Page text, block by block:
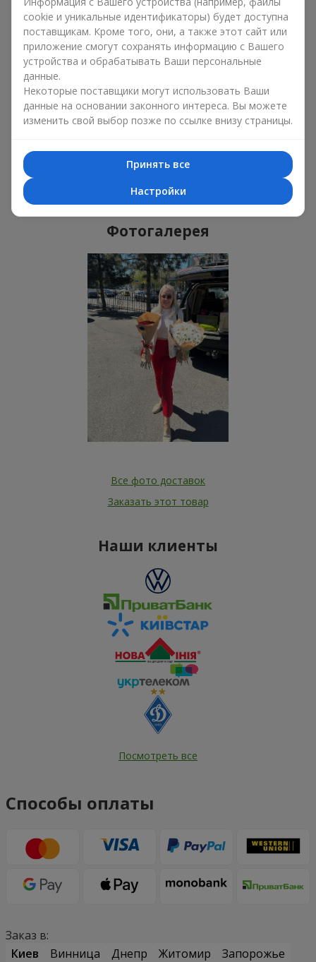
Букет "Лавандовое небо"
Ивано-Франковск
Фотогалерея
Все фото доставок
Заказать этот товар
Наши клиенты
Посмотреть все
Способы оплаты
Заказ в:
Киев
Винница Днепр Житомир
Запорожье
cookie и уникальные идентификаторы) будет доступна
поставщикам. Кроме того, они, а также этот сайт или
приложение смогут сохранять информацию с Вашего
устройства и обрабатывать Ваши персональные
данные.
Некоторые поставщики могут использовать Ваши
данные на основании законного интереса. Вы можете
изменить свой выбор позже по ссылке внизу страницы.
Принять все
Настройки